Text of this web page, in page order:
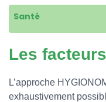
Santé
Les
L’approche
exhaustivement